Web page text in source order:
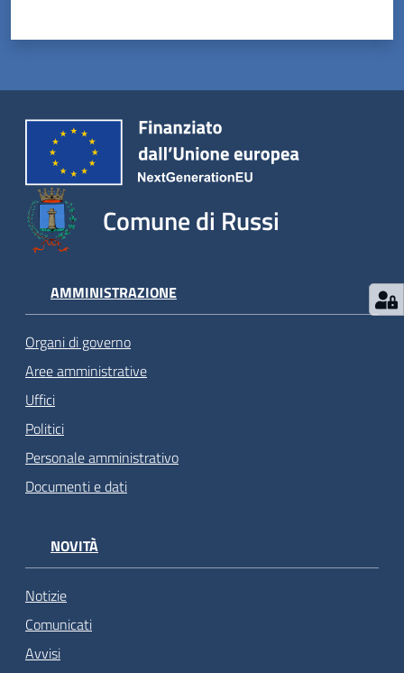
Comune di Russi
AMMINISTRAZIONE
Organi di governo
Aree amministrative
Uffici
Politici
Personale amministrativo
Documenti e dati
NOVITÀ
Notizie
Comunicati
Avvisi